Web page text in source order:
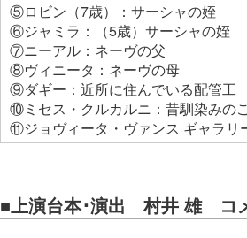
⑤ロビン（7歳）：サーシャの姪
⑥ジャミラ：（5歳）サーシャの姪
⑦ニーアル：ネーヴの父
⑧ヴィニータ：ネーヴの母
⑨ダギー：近所に住んでいる配管工
⑩ミセス・クルカルニ：昔馴染みの
⑪ジョヴィータ・ヴァンス ギャラリ
■上演台本･演出 村井 雄 コ